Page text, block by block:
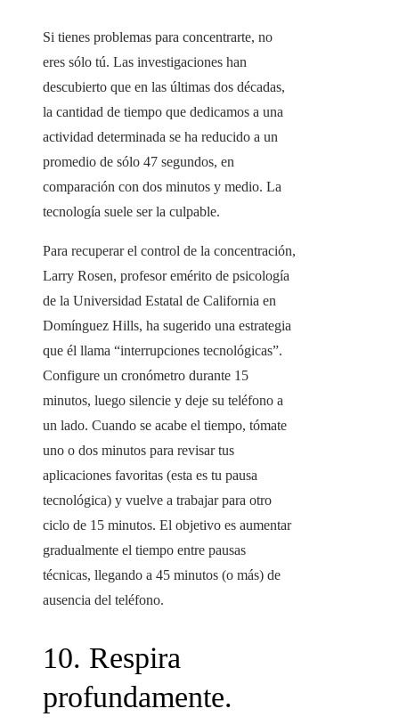
Si tienes problemas para concentrarte, no
eres sólo tú. Las investigaciones han
descubierto que en las últimas dos décadas,
la cantidad de tiempo que dedicamos a una
actividad determinada se ha reducido a un
promedio de sólo 47 segundos, en
comparación con dos minutos y medio. La
tecnología suele ser la culpable.
Para recuperar el control de la concentración,
Larry Rosen, profesor emérito de psicología
de la Universidad Estatal de California en
Domínguez Hills, ha sugerido una estrategia
que él llama “interrupciones tecnológicas”.
Configure un cronómetro durante 15
minutos, luego silencie y deje su teléfono a
un lado. Cuando se acabe el tiempo, tómate
uno o dos minutos para revisar tus
aplicaciones favoritas (esta es tu pausa
tecnológica) y vuelve a trabajar para otro
ciclo de 15 minutos. El objetivo es aumentar
gradualmente el tiempo entre pausas
técnicas, llegando a 45 minutos (o más) de
ausencia del teléfono.
10. Respira
profundamente.